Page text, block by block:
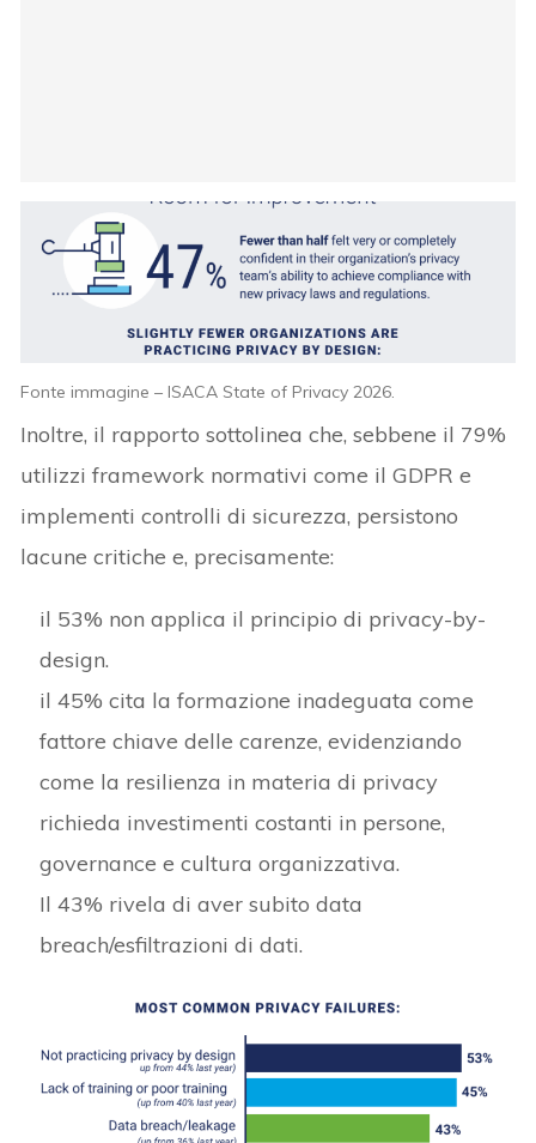
Fonte immagine – ISACA State of Privacy 2026.
Inoltre, il rapporto sottolinea che, sebbene il 79%
utilizzi framework normativi come il GDPR e
implementi controlli di sicurezza, persistono
lacune critiche e, precisamente:
il 53% non applica il principio di privacy-by-
design.
il 45% cita la formazione inadeguata come
fattore chiave delle carenze, evidenziando
come la resilienza in materia di privacy
richieda investimenti costanti in persone,
governance e cultura organizzativa.
Il 43% rivela di aver subito data
breach/esfiltrazioni di dati.